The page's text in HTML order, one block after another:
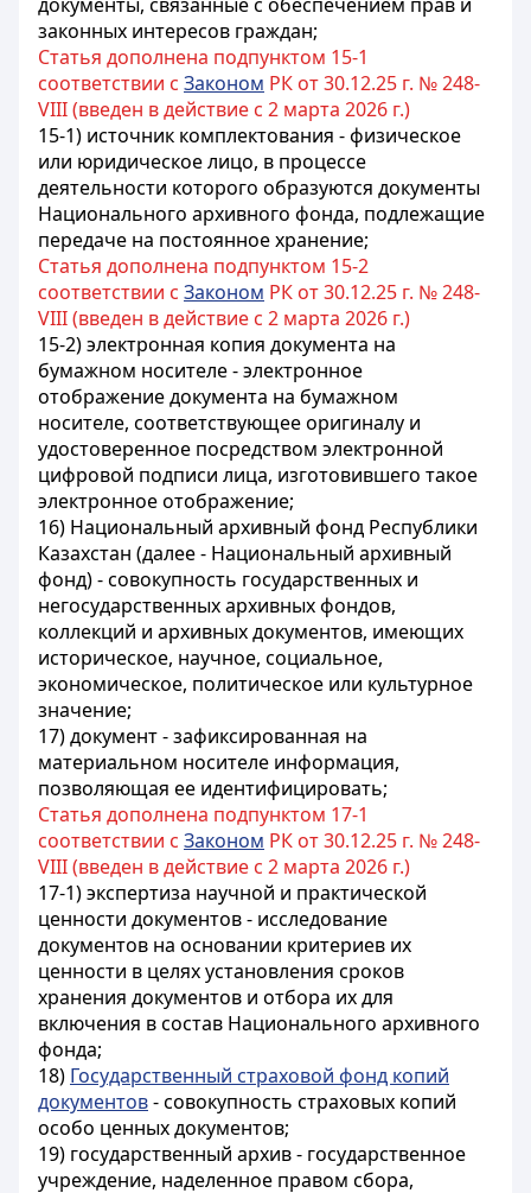
законных интересов граждан;
Статья дополнена подпунктом 15-1
соответствии с Законом РК от 30.12.25 г. № 248-
VIII (введен в действие с 2 марта 2026 г.)
15-1) источник комплектования - физическое
или юридическое лицо, в процессе
деятельности которого образуются документы
Национального архивного фонда, подлежащие
передаче на постоянное хранение;
Статья дополнена подпунктом 15-2
соответствии с Законом РК от 30.12.25 г. № 248-
VIII (введен в действие с 2 марта 2026 г.)
15-2) электронная копия документа на
бумажном носителе - электронное
отображение документа на бумажном
носителе, соответствующее оригиналу и
удостоверенное посредством электронной
цифровой подписи лица, изготовившего такое
электронное отображение;
16) Национальный архивный фонд Республики
Казахстан (далее - Национальный архивный
фонд) - совокупность государственных и
негосударственных архивных фондов,
коллекций и архивных документов, имеющих
историческое, научное, социальное,
экономическое, политическое или культурное
значение;
17) документ - зафиксированная на
материальном носителе информация,
позволяющая ее идентифицировать;
Статья дополнена подпунктом 17-1
соответствии с Законом РК от 30.12.25 г. № 248-
VIII (введен в действие с 2 марта 2026 г.)
17-1) экспертиза научной и практической
ценности документов - исследование
документов на основании критериев их
ценности в целях установления сроков
хранения документов и отбора их для
включения в состав Национального архивного
фонда;
18) Государственный страховой фонд копий
документов- совокупность страховых копий
особо ценных документов;
19) государственный архив - государственное
учреждение, наделенное правом сбора,